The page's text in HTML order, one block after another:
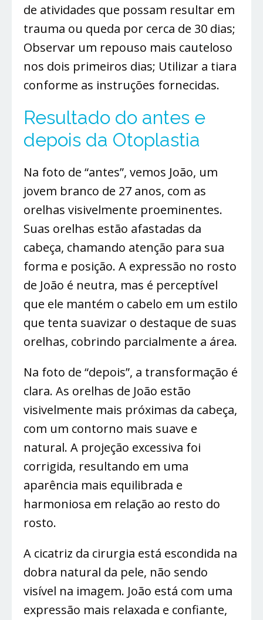
de atividades que possam resultar em
trauma ou queda por cerca de 30 dias;
Observar um repouso mais cauteloso
nos dois primeiros dias; Utilizar a tiara
conforme as instruções fornecidas.
Resultado do antes e
depois da Otoplastia
Na foto de “antes”, vemos João, um
jovem branco de 27 anos, com as
orelhas visivelmente proeminentes.
Suas orelhas estão afastadas da
cabeça, chamando atenção para sua
forma e posição. A expressão no rosto
de João é neutra, mas é perceptível
que ele mantém o cabelo em um estilo
que tenta suavizar o destaque de suas
orelhas, cobrindo parcialmente a área.
Na foto de “depois”, a transformação é
clara. As orelhas de João estão
visivelmente mais próximas da cabeça,
com um contorno mais suave e
natural. A projeção excessiva foi
corrigida, resultando em uma
aparência mais equilibrada e
harmoniosa em relação ao resto do
rosto.
A cicatriz da cirurgia está escondida na
dobra natural da pele, não sendo
visível na imagem. João está com uma
expressão mais relaxada e confiante,